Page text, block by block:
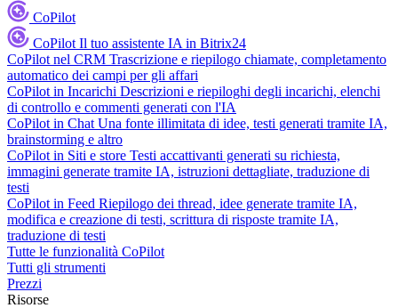
CoPilot
CoPilot Il tuo assistente IA in Bitrix24
CoPilot nel CRM Trascrizione e riepilogo chiamate, completamento
automatico dei campi per gli affari
CoPilot in Incarichi Descrizioni e riepiloghi degli incarichi, elenchi
di controllo e commenti generati con l'IA
CoPilot in Chat Una fonte illimitata di idee, testi generati tramite IA,
brainstorming e altro
CoPilot in Siti e store Testi accattivanti generati su richiesta,
immagini generate tramite IA, istruzioni dettagliate, traduzione di
testi
CoPilot in Feed Riepilogo dei thread, idee generate tramite IA,
modifica e creazione di testi, scrittura di risposte tramite IA,
traduzione di testi
Tutte le funzionalità CoPilot
Tutti gli strumenti
Prezzi
Risorse